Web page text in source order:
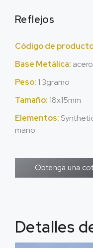
Reflejos
Código de
Base Metálica:
Peso: 1.3gramo
Tamaño: 18x15mm
Elementos:
mano.
Obtenga una
Detalles